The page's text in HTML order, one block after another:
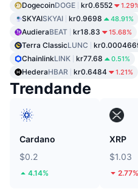
DogecoinDOGE kr0.6552
SKYAISKYAI kr0.9698 48.91%
AudieraBEAT kr18.83 15.68%
Terra ClassicLUNC
ChainlinkLINK kr77.68 0.51%
HederaHBAR kr0.6484 1.21%
Trendande
Cardano
$0.2
4.14%
XRP
$1.03
2.77%